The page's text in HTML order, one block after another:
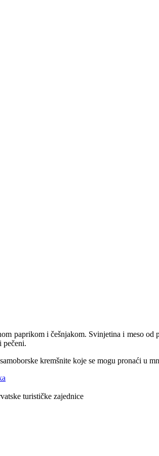
paprikom i češnjakom. Svinjetina i meso od
pečeni.
kremšnite koje se mogu pronaći u
turističke zajednice